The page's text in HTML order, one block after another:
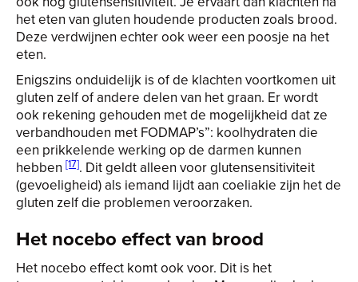
het eten van gluten houdende producten zoals brood.
Deze verdwijnen echter ook weer een poosje na het
eten.
Enigszins onduidelijk is of de klachten voortkomen uit
gluten zelf of andere delen van het graan. Er wordt
ook rekening gehouden met de mogelijkheid dat ze
verbandhouden met FODMAP’s”: koolhydraten die
een prikkelende werking op de darmen kunnen
hebben [17]. Dit geldt alleen voor glutensensitiviteit
(gevoeligheid) als iemand lijdt aan coeliakie zijn het de
gluten zelf die problemen veroorzaken.
Het nocebo effect van brood
Het nocebo effect komt ook voor. Dit is het